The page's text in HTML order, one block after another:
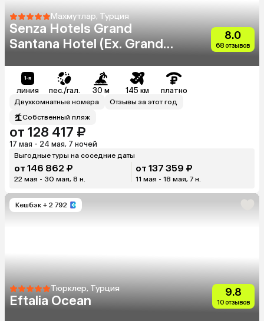
Махмутлар, Турция
Senza Hotels Grand
Santana Hotel (Ex. Grand
8.0
68 отзывов
линия пес./гал. 30 м 145 км платно
Двухкомнатные номера
Отзывы за этот год
Собственный пляж
от 128 417 ₽
17 мая - 24 мая, 7 ночей
Выгодные туры на соседние даты
от 146 862 ₽
22 мая - 30 мая, 8 н.
от 137 359 ₽
11 мая - 18 мая, 7 н.
Кешбэк + 2 792
Тюрклер, Турция
Eftalia Ocean
9.8
10 отзывов